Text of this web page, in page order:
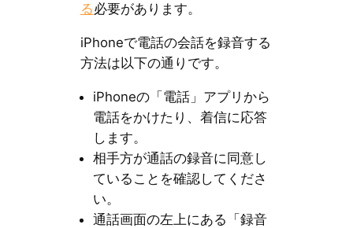
る必要があります。
iPhoneで電話の会話を録音する
方法は以下の通りです。
iPhoneの「電話」アプリから
電話をかけたり、着信に応答
します。
相手方が通話の録音に同意し
ていることを確認してくださ
い。
通話画面の左上にある「録音